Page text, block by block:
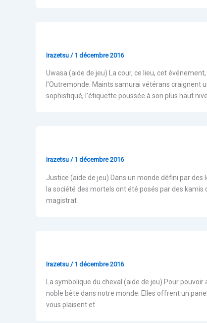
Irazetsu / 1 décembre 2016
Uwasa (aide de jeu) La cour, ce lieu, cet
l’Outremonde. Maints samurai vétérans craignent
sophistiqué, l’étiquette poussée à son plus haut
Irazetsu / 1 décembre 2016
Justice (aide de jeu) Dans un monde défini par
la société des mortels ont été posés par des
magistrat
Irazetsu / 1 décembre 2016
La symbolique du cheval (aide de jeu) Pour
noble bête dans notre monde. Elles offrent un
vous plaisent et